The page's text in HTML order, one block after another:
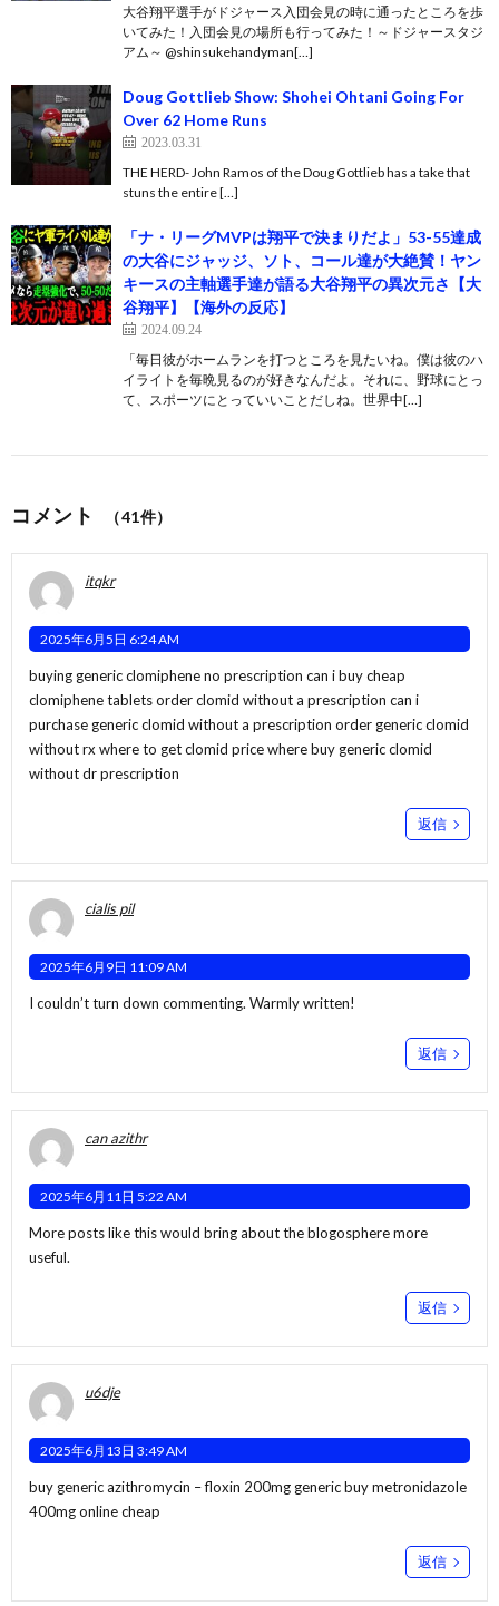
大谷翔平選手がドジャース入団会見の時に通ったところを歩
いてみた！入団会見の場所も行ってみた！～ドジャースタジ
アム～ @shinsukehandyman[…]
Doug Gottlieb Show: Shohei Ohtani Going For
Over 62 Home Runs
2023.03.31
THE HERD- John Ramos of the Doug Gottlieb has a take that
stuns the entire […]
「ナ・リーグMVPは翔平で決まりだよ」53-55達成
の大谷にジャッジ、ソト、コール達が大絶賛！ヤン
キースの主軸選手達が語る大谷翔平の異次元さ【大
谷翔平】【海外の反応】
2024.09.24
「毎日彼がホームランを打つところを見たいね。僕は彼のハ
イライトを毎晩見るのが好きなんだよ。それに、野球にとっ
て、スポーツにとっていいことだしね。世界中[…]
コメント （41件）
itqkr
2025年6月5日 6:24 AM
buying generic clomiphene no prescription can i buy cheap
clomiphene tablets order clomid without a prescription can i
purchase generic clomid without a prescription order generic clomid
without rx where to get clomid price where buy generic clomid
without dr prescription
返信
cialis pil
2025年6月9日 11:09 AM
I couldn’t turn down commenting. Warmly written!
返信
can azithr
2025年6月11日 5:22 AM
More posts like this would bring about the blogosphere more
useful.
返信
u6dje
2025年6月13日 3:49 AM
buy generic azithromycin –floxin 200mg genericbuy metronidazole
400mg online cheap
返信